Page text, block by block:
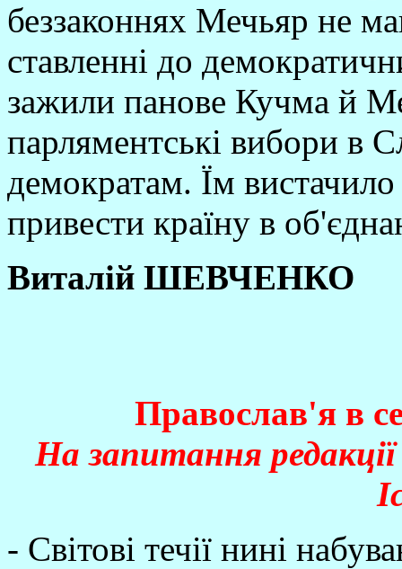
беззаконнях Мечьяр не
ставленні до
зажили панове Кучма й
парляментські вибори в
демократам. Їм
привести країну в
Виталій ШЕВЧЕНКО
Православ'я в
На запитання редакції
- Світові течії нині